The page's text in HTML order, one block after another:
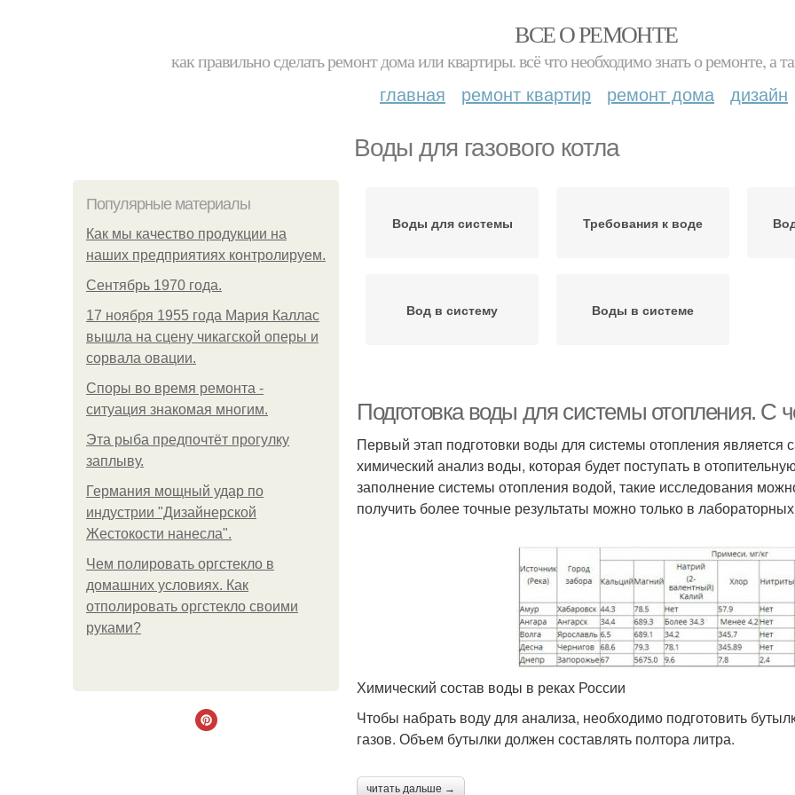
ВСЕ О РЕМОНТЕ
как правильно сделать ремонт дома или квартиры. всё что необходимо знать о ремонте,
главная ремонт квартир ремонт дома дизайн
Воды для газового котла
Популярные материалы
Как мы качество продукции на
наших предприятиях контролируем.
Сентябрь 1970 года.
17 ноября 1955 года Мария Каллас
вышла на сцену чикагской оперы и
сорвала овации.
Споры во время ремонта -
ситуация знакомая многим.
Эта рыба предпочтёт прогулку
заплыву.
Германия мощный удар по
индустрии "Дизайнерской
Жестокости нанесла".
Чем полировать оргстекло в
домашних условиях. Как
отполировать оргстекло своими
руками?
Воды для системы Требования к воде
Вод в систему Воды в системе
Подготовка воды для системы отопления. С
Первый этап подготовки воды для системы отопления
химический анализ воды, которая будет поступать в
заполнение системы отопления водой, такие исследования
получить более точные результаты можно только в
Химический состав воды в реках России
Чтобы набрать воду для анализа, необходимо подготовить
газов. Объем бутылки должен составлять полтора литра.
читать дальше →